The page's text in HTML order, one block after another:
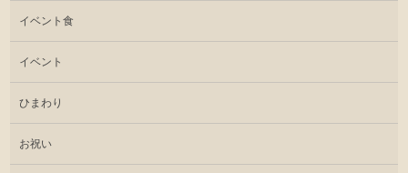
イベント食
イベント
ひまわり
お祝い